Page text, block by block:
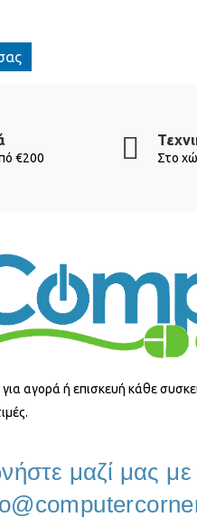
€200 Στο
αγορά ή επισκευή κάθε
μαζί μας